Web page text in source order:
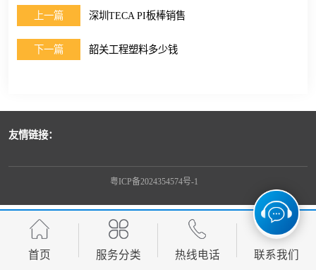
上一篇 深圳TECA PI板棒销售
下一篇 韶关工程塑料多少钱
友情链接：
粤ICP备2024354574号-1
首页 服务分类 热线电话 联系我们